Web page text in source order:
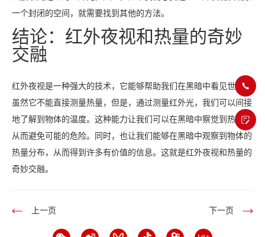
一个封闭的空间，就需要找到其他的方法。
结论：红外夜视和热量的奇妙
交融
红外夜视是一种强大的技术，它能够帮助我们在黑暗中看见世界。
虽然它不能直接测量热量，但是，通过测量红外光，我们可以间接
地了解到物体的温度。这种能力让我们可以在黑暗中察觉到热源，
从而避免可能的危险。同时，也让我们能够在黑暗中观察到物体的
热量分布，从而得到许多有价值的信息。这就是红外夜视和热量的
奇妙交融。
上一页 下一页